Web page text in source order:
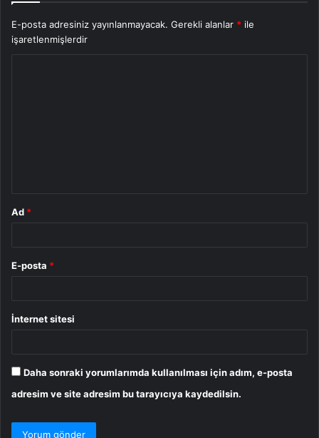
E-posta adresiniz yayınlanmayacak. Gerekli alanlar * ile
işaretlenmişlerdir
Ad *
E-posta *
İnternet sitesi
Daha sonraki yorumlarımda kullanılması için adım, e-posta
adresim ve site adresim bu tarayıcıya kaydedilsin.